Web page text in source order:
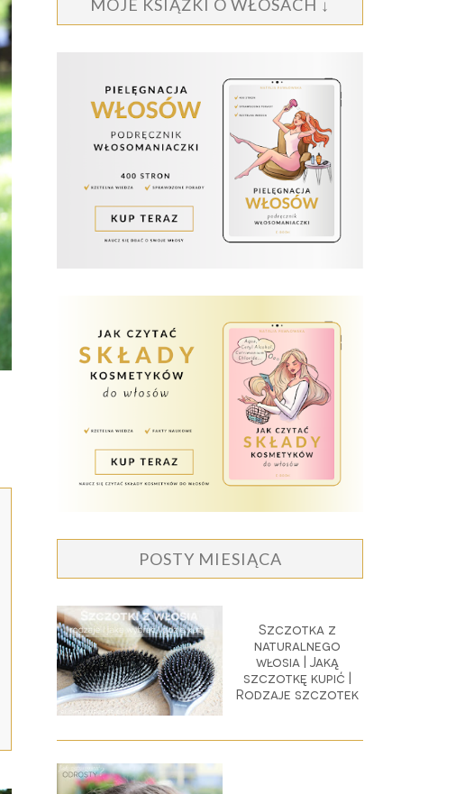
MOJE KSIĄŻKI O WŁOSACH ↓
POSTY MIESIĄCA
Szczotka z
naturalnego
włosia | Jaką
szczotkę kupić |
Rodzaje szczotek